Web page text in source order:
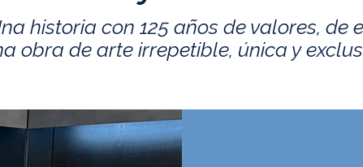
historia con 125 años de valores, de
obra de arte irrepetible, única y